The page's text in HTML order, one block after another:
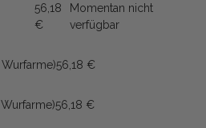
56,18
€
Momentan nicht
verfügbar
56,18 €
56,18 €